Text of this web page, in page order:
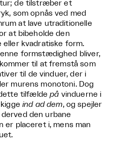
de tilstræber et
som opnås ved med
at lave utraditionelle
at bibeholde den
kvadratiske form.
formstædighed bliver,
til at fremstå som
til de vinduer, der i
murens monotoni. Dog
dette tilfældepå vinduerne i
ind ad dem, og spejler
den urbane
er placeret i, mens man